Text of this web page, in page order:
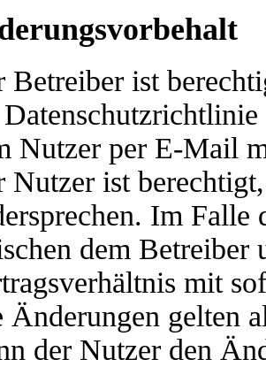
Betreiber ist
Nutzer per E-Mail
Nutzer ist
Im Falle
dem Betreiber
mit
Änderungen gelten
der Nutzer den